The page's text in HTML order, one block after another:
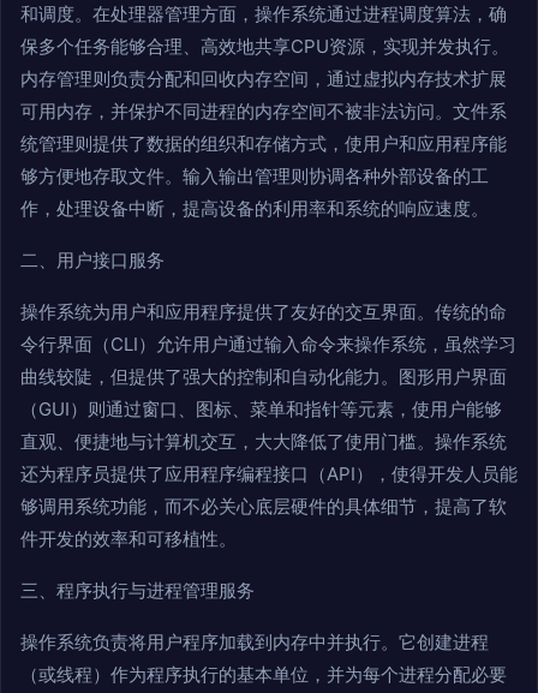
和调度。在处理器管理方面，操作系统通过进程调度算法，确
保多个任务能够合理、高效地共享CPU资源，实现并发执行。
内存管理则负责分配和回收内存空间，通过虚拟内存技术扩展
可用内存，并保护不同进程的内存空间不被非法访问。文件系
统管理则提供了数据的组织和存储方式，使用户和应用程序能
够方便地存取文件。输入输出管理则协调各种外部设备的工
作，处理设备中断，提高设备的利用率和系统的响应速度。
二、用户接口服务
操作系统为用户和应用程序提供了友好的交互界面。传统的命
令行界面（CLI）允许用户通过输入命令来操作系统，虽然学习
曲线较陡，但提供了强大的控制和自动化能力。图形用户界面
（GUI）则通过窗口、图标、菜单和指针等元素，使用户能够
直观、便捷地与计算机交互，大大降低了使用门槛。操作系统
还为程序员提供了应用程序编程接口（API），使得开发人员能
够调用系统功能，而不必关心底层硬件的具体细节，提高了软
件开发的效率和可移植性。
三、程序执行与进程管理服务
操作系统负责将用户程序加载到内存中并执行。它创建进程
（或线程）作为程序执行的基本单位，并为每个进程分配必要